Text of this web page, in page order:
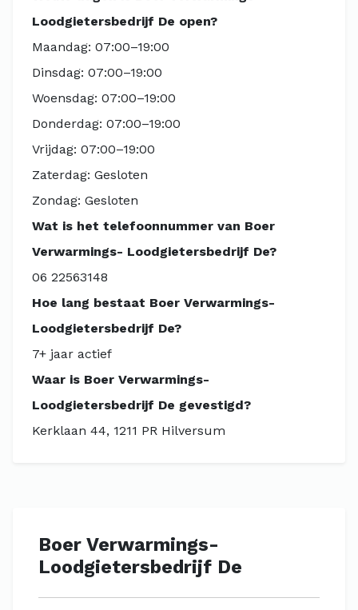
Loodgietersbedrijf De open?
Maandag: 07:00–19:00
Dinsdag: 07:00–19:00
Woensdag: 07:00–19:00
Donderdag: 07:00–19:00
Vrijdag: 07:00–19:00
Zaterdag: Gesloten
Zondag: Gesloten
Wat is het telefoonnummer van Boer
Verwarmings- Loodgietersbedrijf De?
06 22563148
Hoe lang bestaat Boer Verwarmings-
Loodgietersbedrijf De?
7+ jaar actief
Waar is Boer Verwarmings-
Loodgietersbedrijf De gevestigd?
Kerklaan 44, 1211 PR Hilversum
Boer Verwarmings-
Loodgietersbedrijf De